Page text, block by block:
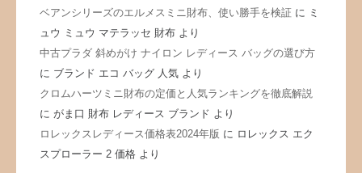
ベアンシリーズのエルメスミニ財布、使い勝手を検証に ミ
ュウ ミュウ マテラッセ 財布より
中古プラダ 斜めがけ ナイロン レディース バッグの選び方
に ブランド エコ バッグ 人気より
クロムハーツミニ財布の定価と人気ランキングを徹底解説
に がま口 財布 レディース ブランド より
ロレックスレディース価格表2024年版 に ロレックス エク
スプローラー 2 価格より